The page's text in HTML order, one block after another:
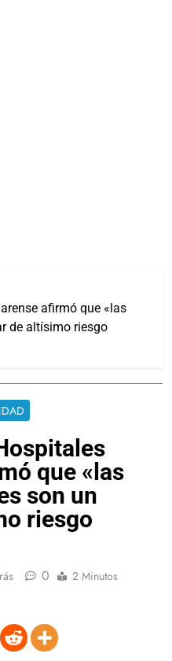
afirmó que «las
de altísimo riesgo
que «las
son un
riesgo
0 2 Minutos